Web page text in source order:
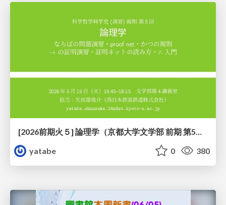
yatabe
0 380